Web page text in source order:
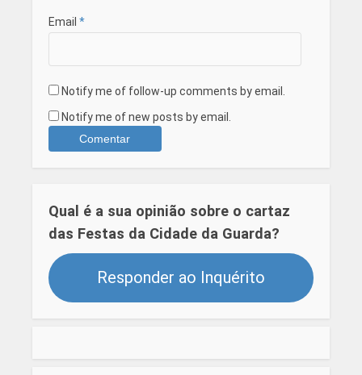
Email *
Notify me of follow-up comments by email.
Notify me of new posts by email.
Qual é a sua opinião sobre o cartaz
das Festas da Cidade da Guarda?
Responder ao Inquérito